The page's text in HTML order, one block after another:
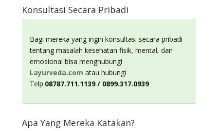
Konsultasi Secara Pribadi
Bagi mereka yang ingin konsultasi secara pribadi
tentang masalah kesehatan fisik, mental, dan
emosional bisa menghubungi
Layurveda.com atau hubungi
Telp.08787.711.1139 / 0899.317.0939
Apa Yang Mereka Katakan?